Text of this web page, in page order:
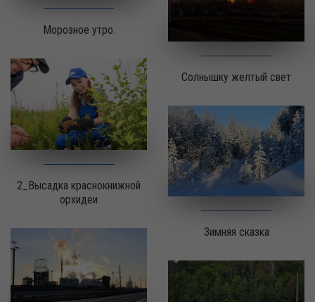
Солнышку желтый свет
Морозное утро.
Зимняя сказка
2_Высадка краснокнижной
орхидеи